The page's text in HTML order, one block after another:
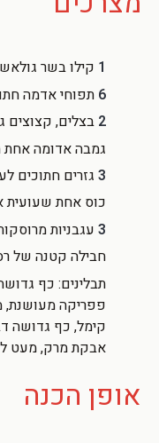
1 קילו בשר
6 תפוחי אדמה
2 בצלים, קצוצים
גמבה אדומה אחת
3 גזרים חתוכים
כוס אחת שעועית
3 עגבניות
חבילה קטנה של
תבלינים: כף
פפריקה מעושנת,
קימל, כף גדושה
אבקת מרק, מעט
אופן הכנה